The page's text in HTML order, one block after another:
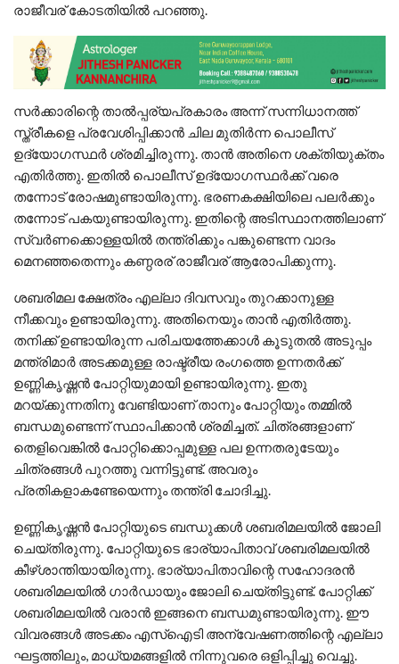
രാജീവര് കോടതിയില്‍ പറഞ്ഞു.
സര്‍ക്കാരിന്റെ താല്‍പ്പര്യപ്രകാരം അന്ന് സന്നിധാനത്ത്
സ്ത്രീകളെ പ്രവേശിപ്പിക്കാന്‍ ചില മുതിര്‍ന്ന പൊലീസ്
ഉദ്യോഗസ്ഥര്‍ ശ്രമിച്ചിരുന്നു. താന്‍ അതിനെ ശക്തിയുക്തം
എതിര്‍ത്തു. ഇതില്‍ പൊലീസ് ഉദ്യോഗസ്ഥര്‍ക്ക് വരെ
തന്നോട് രോഷമുണ്ടായിരുന്നു. ഭരണകക്ഷിയിലെ പലര്‍ക്കും
തന്നോട് പകയുണ്ടായിരുന്നു. ഇതിന്റെ അടിസ്ഥാനത്തിലാണ്
സ്വര്‍ണക്കൊള്ളയില്‍ തന്ത്രിക്കും പങ്കുണ്ടെന്ന വാദം
മെനഞ്ഞതെന്നും കണ്ഠരര് രാജീവര് ആരോപിക്കുന്നു.
ശബരിമല ക്ഷേത്രം എല്ലാ ദിവസവും തുറക്കാനുള്ള
നീക്കവും ഉണ്ടായിരുന്നു. അതിനെയും താന്‍ എതിര്‍ത്തു.
തനിക്ക് ഉണ്ടായിരുന്ന പരിചയത്തേക്കാള്‍ കൂടുതല്‍ അടുപ്പം
മന്ത്രിമാര്‍ അടക്കമുള്ള രാഷ്ട്രീയ രംഗത്തെ ഉന്നതര്‍ക്ക്
ഉണ്ണികൃഷ്ണന്‍ പോറ്റിയുമായി ഉണ്ടായിരുന്നു. ഇതു
മറയ്ക്കുന്നതിനു വേണ്ടിയാണ് താനും പോറ്റിയും തമ്മില്‍
ബന്ധമുണ്ടെന്ന് സ്ഥാപിക്കാന്‍ ശ്രമിച്ചത്. ചിത്രങ്ങളാണ്
തെളിവെങ്കില്‍ പോറ്റിക്കൊപ്പമുള്ള പല ഉന്നതരുടേയും
ചിത്രങ്ങള്‍ പുറത്തു വന്നിട്ടുണ്ട്. അവരും
പ്രതികളാകണ്ടേയെന്നും തന്ത്രി ചോദിച്ചു.
ഉണ്ണികൃഷ്ണന്‍ പോറ്റിയുടെ ബന്ധുക്കള്‍ ശബരിമലയില്‍ ജോലി
ചെയ്തിരുന്നു. പോറ്റിയുടെ ഭാര്യാപിതാവ് ശബരിമലയില്‍
കീഴ്ശാന്തിയായിരുന്നു. ഭാര്യാപിതാവിന്റെ സഹോദരന്‍
ശബരിമലയില്‍ ഗാര്‍ഡായും ജോലി ചെയ്തിട്ടുണ്ട്. പോറ്റിക്ക്
ശബരിമലയില്‍ വരാന്‍ ഇങ്ങനെ ബന്ധമുണ്ടായിരുന്നു. ഈ
വിവരങ്ങള്‍ അടക്കം എസ്‌ഐടി അന്വേഷണത്തിന്റെ എല്ലാ
ഘട്ടത്തിലും, മാധ്യമങ്ങളില്‍ നിന്നുവരെ ഒളിപ്പിച്ചു വെച്ചു.